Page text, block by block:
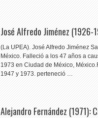
José Alfredo Jiménez
(La UPEA). José Alfredo Jiménez
México. Falleció a los 47 años a
1973 en Ciudad de México,
1947 y 1973. perteneció …
Alejandro Fernández (1971):